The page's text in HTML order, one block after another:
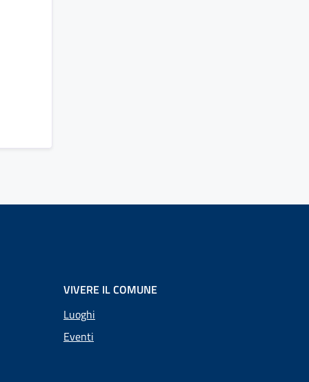
VIVERE IL COMUNE
Luoghi
Eventi